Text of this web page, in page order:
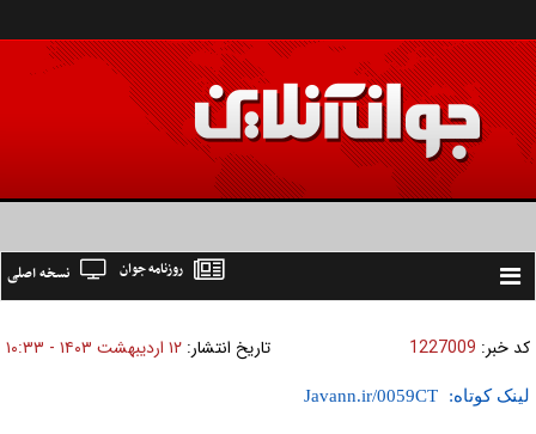
Toggle
نسخه اصلی روزنامه جوان
کد خبر: 1227009 تاریخ انتشار: ۱۲ ارديبهشت ۱۴۰۳ - ۱۰:۳۳
لینک کوتاه: